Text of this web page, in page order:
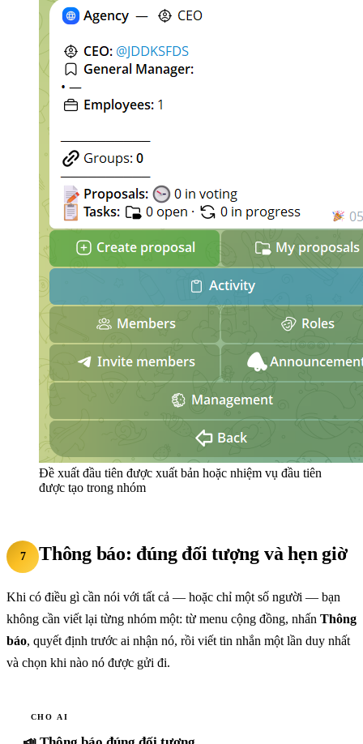
Đề xuất đầu tiên được xuất bản hoặc nhiệm vụ đầu tiên
được tạo trong nhóm
7 Thông báo: đúng đối tượng và hẹn giờ
Khi có điều gì cần nói với tất cả — hoặc chỉ một số người — bạn
không cần viết lại từng nhóm một: từ menu cộng đồng, nhấn Thông
báo, quyết định trước ai nhận nó, rồi viết tin nhắn một lần duy nhất
và chọn khi nào nó được gửi đi.
CHO AI